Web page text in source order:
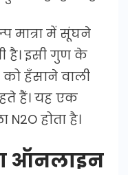
मात्रा में सूंघने
है। इसी गुण के
हँसाने वाली
हैं। यह एक
होता है।
ऑनलाइन